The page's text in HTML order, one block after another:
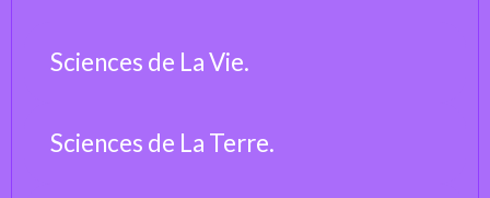
Sciences de La Vie.
Sciences de La Terre.